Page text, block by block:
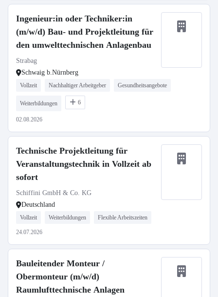
Ingenieur:in oder Techniker:in
(m/w/d) Bau- und Projektleitung für
den umwelttechnischen Anlagenbau
Strabag
Schwaig b.Nürnberg
Vollzeit Nachhaltiger Arbeitgeber Gesundheitsangebote
Weiterbildungen 6
02.08.2026
Technische Projektleitung für
Veranstaltungstechnik in Vollzeit ab
sofort
Schiffini GmbH & Co. KG
Deutschland
Vollzeit Weiterbildungen Flexible Arbeitszeiten
24.07.2026
Bauleitender Monteur /
Obermonteur (m/w/d)
Raumlufttechnische Anlagen